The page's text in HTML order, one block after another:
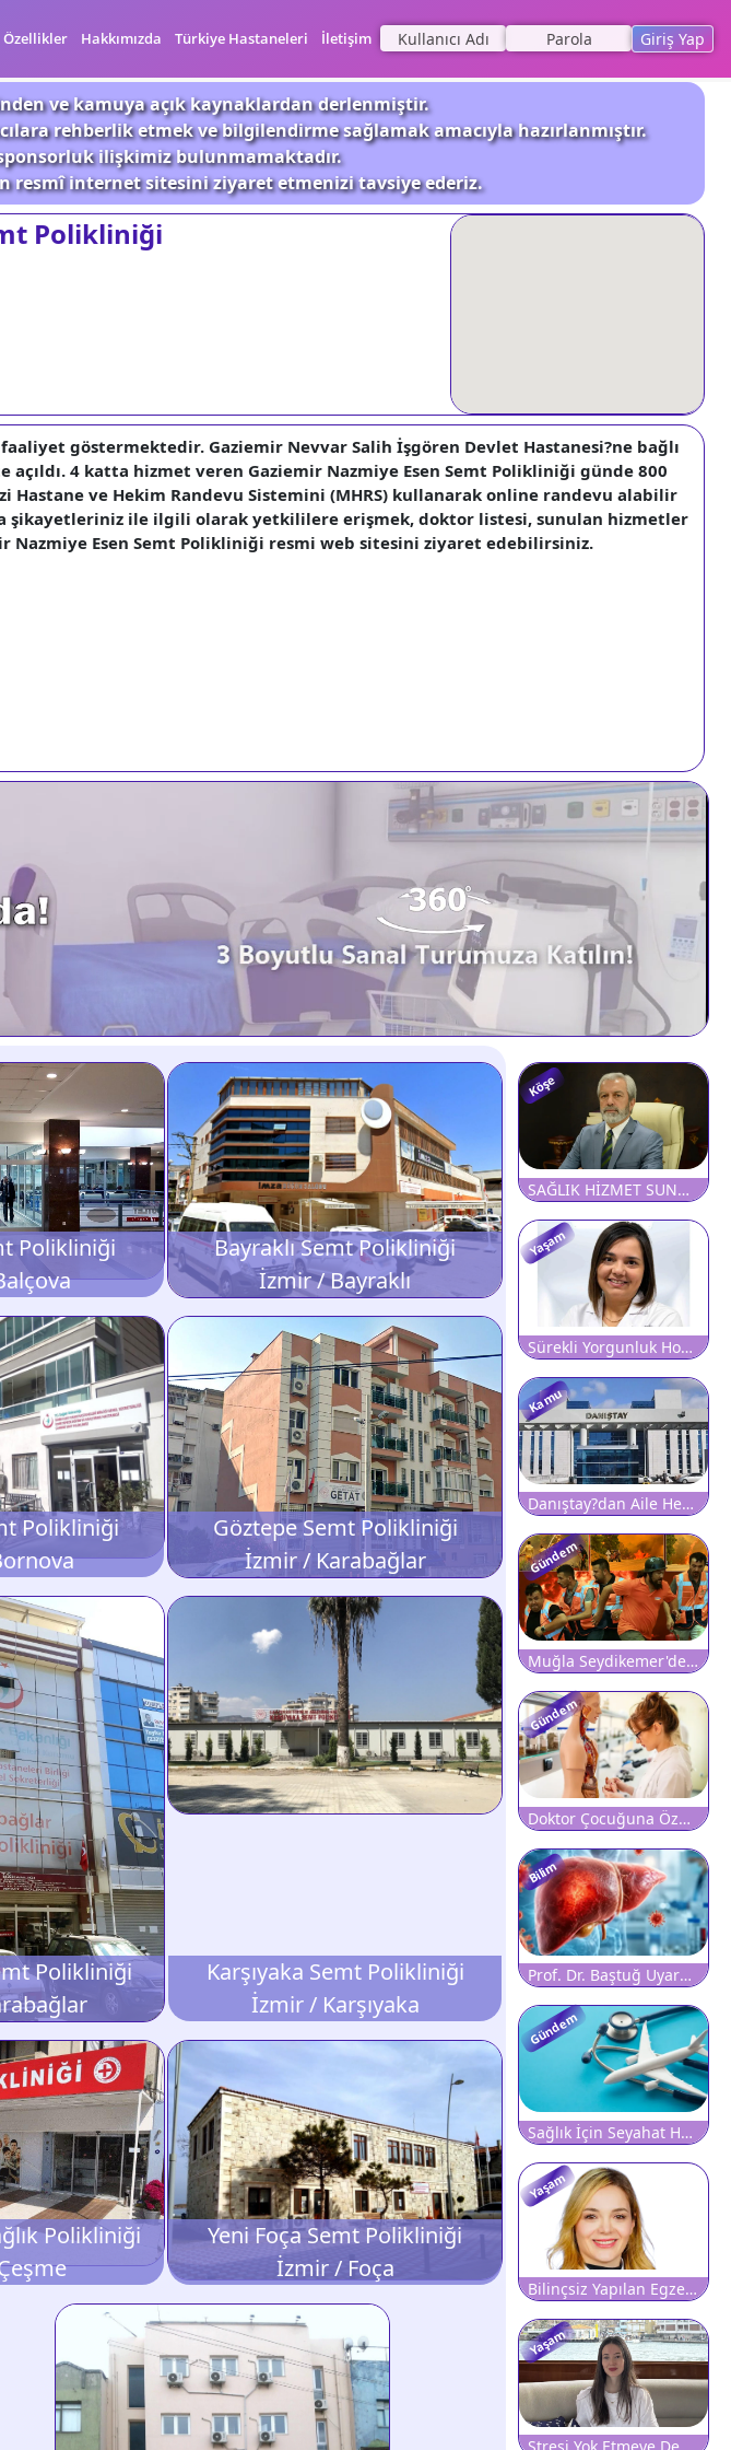
Özellikler Hakkımızda Türkiye Hastaneleri İletişim Giriş Yap
ve kamuya açık kaynaklardan derlenmiştir.
rehberlik etmek ve bilgilendirme sağlamak amacıyla hazırlanmıştır.
ilişkimiz bulunmamaktadır.
internet sitesini ziyaret etmenizi tavsiye ederiz.
Polikliniği
göstermektedir. Gaziemir Nevvar Salih İşgören Devlet Hastanesi?ne bağlı
4 katta hizmet veren Gaziemir Nazmiye Esen Semt Polikliniği günde 800
ve Hekim Randevu Sistemini (MHRS) kullanarak online randevu alabilir
şikayetleriniz ile ilgili olarak yetkililere erişmek, doktor listesi, sunulan hizmetler
Esen Semt Polikliniği resmi web sitesini ziyaret edebilirsiniz.
Polikliniği
Bayraklı Semt Polikliniği
İzmir / Bayraklı
Polikliniği
Göztepe Semt Polikliniği
İzmir / Karabağlar
Polikliniği
Karşıyaka Semt Polikliniği
İzmir / Karşıyaka
Polikliniği
Yeni Foça Semt Polikliniği
İzmir / Foça
Köşe
SAĞLIK HİZMET SUNUMU VE TIBBİ CİHAZ TEDARİKİNDE DÜN, BUGÜN VE YARIN
Yaşam
Sürekli Yorgunluk Hormonal Hastalıkların Habercisi Olabilir
Kamu
Danıştay?dan Aile Hekimliği Yönetmeliğine Fren: Kritik Maddelerin Yürütmesi Durduruldu!
Gündem
Muğla Seydikemer'de Büyük Orman Yangını: Hastane Tahliye Edildi, Karayolu Ulaşıma Kapatıldı
Gündem
Doktor Çocuğuna Özelde Tıp Okutamıyor
Bilim
Prof. Dr. Baştuğ Uyardı: Hepatitte Sessiz İlerleyişi Etkin Tarama Durdurabilir
Gündem
Sağlık İçin Seyahat Harcamaları 10,6 Milyar Lirayı Aştı
Yaşam
Bilinçsiz Yapılan Egzersiz Bel Fıtığı Riskini Artırabilir
Yaşam